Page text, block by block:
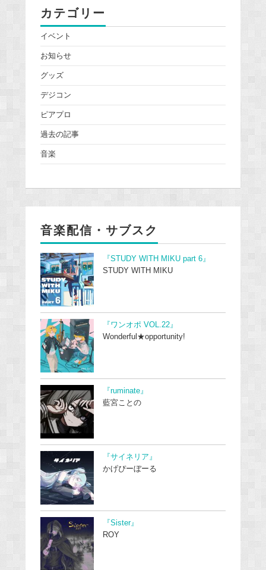
カテゴリー
イベント
お知らせ
グッズ
デジコン
ピアプロ
過去の記事
音楽
音楽配信・サブスク
『STUDY WITH MIKU part 6』
STUDY WITH MIKU
『ワンオポ VOL.22』
Wonderful★opportunity!
『ruminate』
藍宮ことの
『サイネリア』
かげぴーぼーる
『Sister』
ROY